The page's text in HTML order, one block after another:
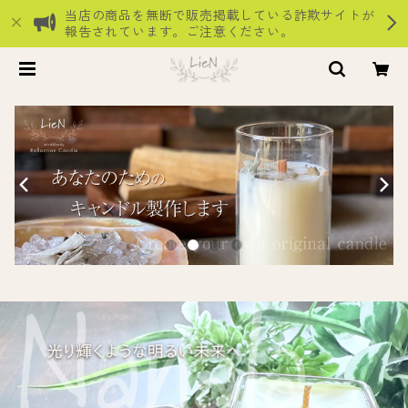
当店の商品を無断で販売掲載している詐欺サイトが
報告されています。ご注意ください。